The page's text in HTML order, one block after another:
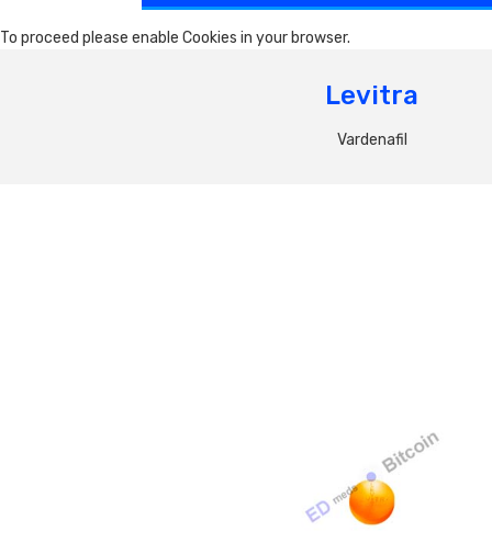
To proceed please enable Cookies in your browser.
Levitra
Vardenafil